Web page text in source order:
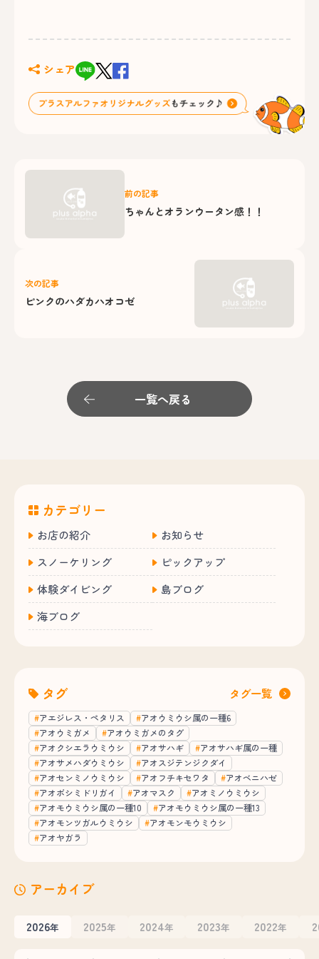
シェア
前の記事
ちゃんとオランウータン感！！
次の記事
ピンクのハダカハオコゼ
一覧へ戻る
カテゴリー
お店の紹介
お知らせ
スノーケリング
ピックアップ
体験ダイビング
島ブログ
海ブログ
タグ タグ一覧
アエジレス・ペタリス
アオウミウシ属の一種6
アオウミガメ
アオウミガメのタグ
アオクシエラウミウシ
アオサハギ
アオサハギ属の一種
アオサメハダウミウシ
アオスジテンジクダイ
アオセンミノウミウシ
アオフチキセワタ
アオベニハゼ
アオボシミドリガイ
アオマスク
アオミノウミウシ
アオモウミウシ属の一種10
アオモウミウシ属の一種13
アオモンツガルウミウシ
アオモンモウミウシ
アオヤガラ
アーカイブ
2026年 2025年 2024年 2023年 2022年